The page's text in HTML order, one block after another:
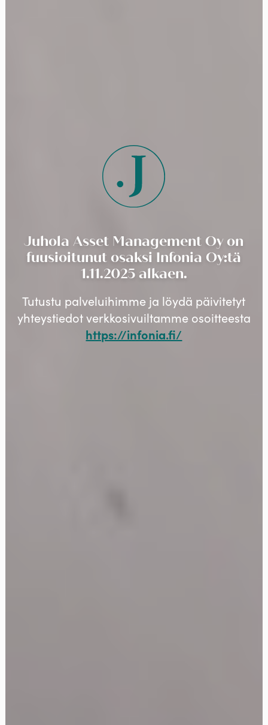
Juhola Asset Management Oy on
fuusioitunut osaksi Infonia Oy:tä
1.11.2025 alkaen.
Tutustu palveluihimme ja löydä päivitetyt
yhteystiedot verkkosivuiltamme osoitteesta
https://infonia.fi/